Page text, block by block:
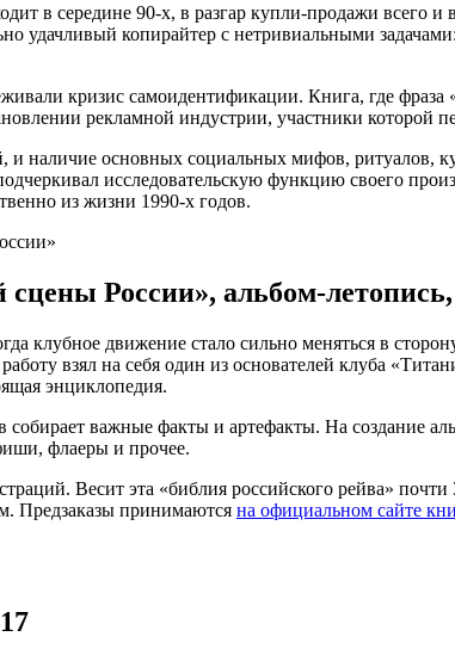
в середине 90-х, в разгар купли-продажи всего
удачливый копирайтер с нетривиальными
кризис самоидентификации. Книга, где
рекламной индустрии, участники которой
наличие основных социальных мифов, ритуалов,
исследовательскую функцию своего
из жизни 1990-х годов.
России», альбом-
клубное движение стало сильно меняться в
взял на себя один из основателей клуба
энциклопедия.
важные факты и артефакты. На создание
флаеры и прочее.
Весит эта «библия российского рейва»
Предзаказы принимаются на официальном сайте